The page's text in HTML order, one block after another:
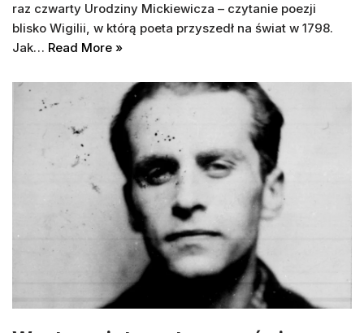
raz czwarty Urodziny Mickiewicza – czytanie poezji
blisko Wigilii, w którą poeta przyszedł na świat w 1798.
Jak… Read More »